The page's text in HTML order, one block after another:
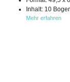
Inhalt: 10
Mehr erfahren